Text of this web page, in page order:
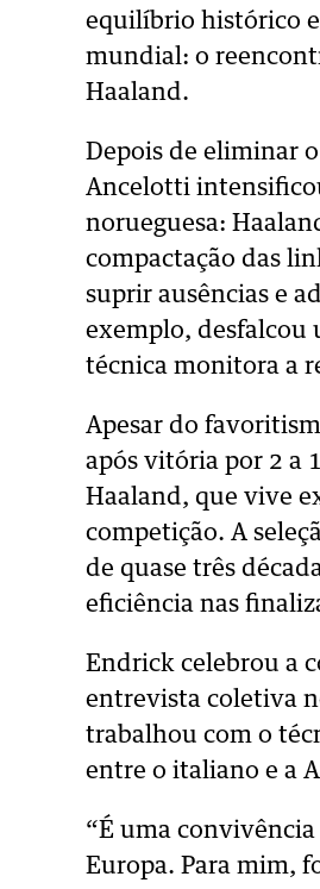
equilíbrio histórico
mundial: o
Haaland.
Depois de eliminar
Ancelotti
norueguesa:
compactação das
suprir ausências e
exemplo, desfalcou
técnica monitora a
Apesar do
após vitória por 2 a
Haaland, que vive
competição. A
de quase três
eficiência nas
Endrick celebrou a
entrevista coletiva
trabalhou com o
entre o italiano e a
“É uma
Europa. Para mim,